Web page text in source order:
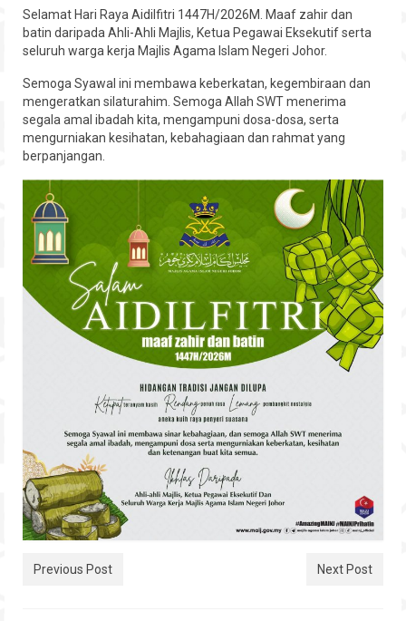
Wakaf
Baitulmal
Pembangunan Asnaf
Hubungi
Selamat Hari Raya Aidilfitri 1447H/2026M. Maaf zahir dan
batin daripada Ahli-Ahli Majlis, Ketua Pegawai Eksekutif serta
seluruh warga kerja Majlis Agama Islam Negeri Johor.
Semoga Syawal ini membawa keberkatan, kegembiraan dan
mengeratkan silaturahim. Semoga Allah SWT menerima
segala amal ibadah kita, mengampuni dosa-dosa, serta
mengurniakan kesihatan, kebahagiaan dan rahmat yang
berpanjangan.
Previous Post Next Post